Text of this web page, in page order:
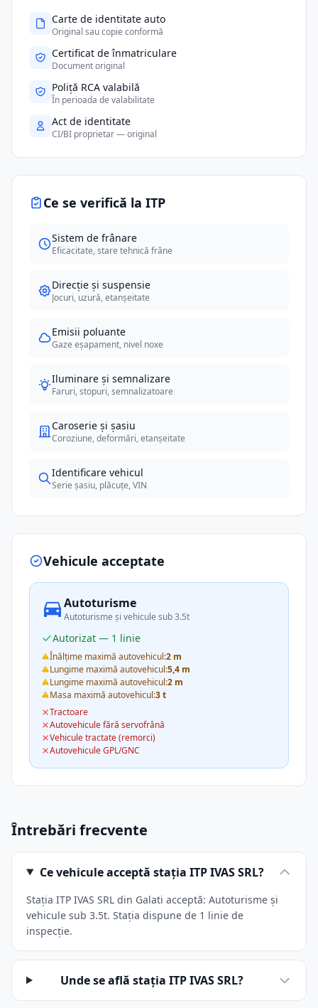
Carte de identitate auto
Original sau copie conformă
Certificat de înmatriculare
Document original
Poliță RCA valabilă
În perioada de valabilitate
Act de identitate
CI/BI proprietar — original
Ce se verifică la ITP
Sistem de frânare
Eficacitate, stare tehnică frâne
Direcție și suspensie
Jocuri, uzură, etanșeitate
Emisii poluante
Gaze eșapament, nivel noxe
Iluminare și semnalizare
Faruri, stopuri, semnalizatoare
Caroserie și șasiu
Coroziune, deformări, etanșeitate
Identificare vehicul
Serie șasiu, plăcuțe, VIN
Vehicule acceptate
Autoturisme
Autoturisme și vehicule sub 3.5t
Autorizat — 1 linie
Înălțime maximă autovehicul:2 m
Lungime maximă autovehicul:5,4 m
Lungime maximă autovehicul:2 m
Masa maximă autovehicul:3 t
Tractoare
Autovehicule fără servofrână
Vehicule tractate (remorci)
Autovehicule GPL/GNC
Întrebări frecvente
Ce vehicule acceptă stația ITP IVAS SRL?
Stația ITP IVAS SRL din Galati acceptă: Autoturisme și
vehicule sub 3.5t. Stația dispune de 1 linie de
inspecție.
Unde se află stația ITP IVAS SRL?